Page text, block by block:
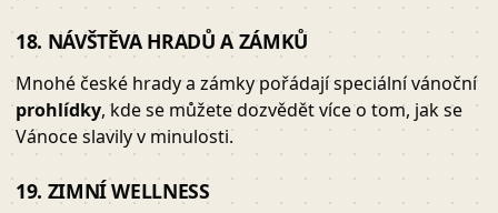
18. NÁVŠTĚVA HRADŮ A ZÁMKŮ
Mnohé české hrady a zámky pořádají speciální vánoční
prohlídky, kde se můžete dozvědět více o tom, jak se
Vánoce slavily v minulosti.
19. ZIMNÍ WELLNESS